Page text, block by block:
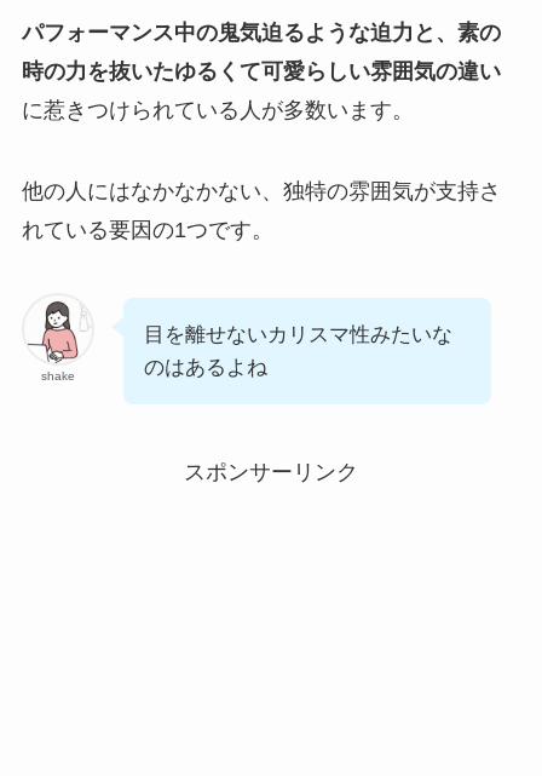
パフォーマンス中の鬼気迫るような迫力と、素の
時の力を抜いたゆるくて可愛らしい雰囲気の違い
に惹きつけられている人が多数います。
他の人にはなかなかない、独特の雰囲気が支持さ
れている要因の1つです。
shake
目を離せないカリスマ性みたいな
のはあるよね
スポンサーリンク